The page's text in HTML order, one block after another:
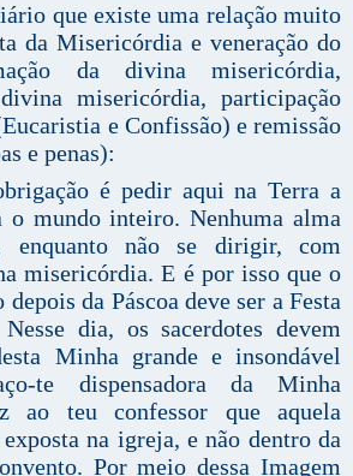
que existe uma relação muito
da Misericórdia e veneração do
da divina misericórdia,
misericórdia, participação
e Confissão) e remissão
e penas):
é pedir aqui na Terra a
o mundo inteiro. Nenhuma alma
enquanto não se dirigir, com
misericórdia. E é por isso que o
da Páscoa deve ser a Festa
dia, os sacerdotes devem
Minha grande e insondável
te dispensadora da Minha
ao teu confessor que aquela
na igreja, e não dentro da
Por meio dessa Imagem